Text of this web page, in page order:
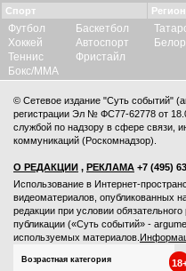
Спорт
Футбол
Хоккей
Теннис
Бокс/ММА
Баскетбол
Автоспорт
Фристайл
© Сетевое издание "Суть событий"
регистрации Эл № ФС77-62778 от
службой по надзору в сфере связи,
коммуникаций (Роскомнадзор).
О РЕДАКЦИИ , РЕКЛАМА +7 (495)
Использование в Интернет-
видеоматериалов, опубликованных
редакции при условии
публикации («Суть событий» -
используемых материалов.
Возрастная категория